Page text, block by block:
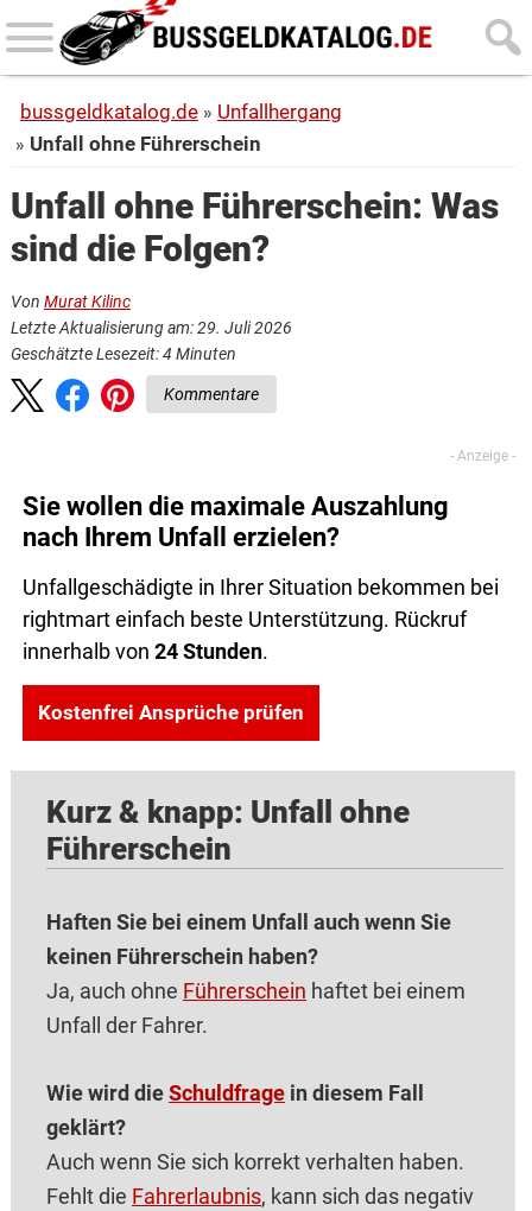
Skip
to
content
Skip
to
sidebar
bussgeldkatalog.de
Unfallhergang
Unfall ohne Führerschein
Unfall ohne Führerschein: Was
sind die Folgen?
Von Murat Kilinc
Letzte Aktualisierung am: 29. Juli 2026
Geschätzte Lesezeit:4 Minuten
Kommentare
Sie wollen die maximale Auszahlung
nach Ihrem Unfall erzielen?
Unfallgeschädigte in Ihrer Situation bekommen bei
rightmart einfach beste Unterstützung. Rückruf
innerhalb von 24 Stunden.
Kostenfrei Ansprüche prüfen
Kurz & knapp: Unfall ohne
Führerschein
Haften Sie bei einem Unfall auch wenn Sie
keinen Führerschein haben?
Ja, auch ohne Führerschein haftet bei einem
Unfall der Fahrer.
Wie wird dieSchuldfragein diesem Fall
geklärt?
Auch wenn Sie sich korrekt verhalten haben.
Fehlt die Fahrerlaubnis, kann sich das negativ